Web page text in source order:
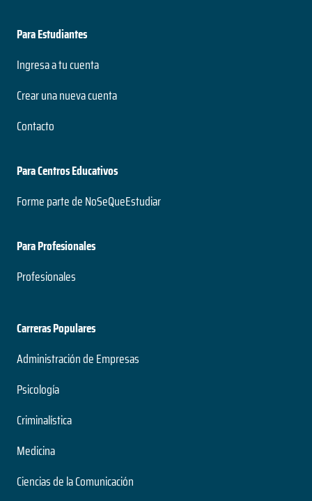
Para Estudiantes
Ingresa a tu cuenta
Crear una nueva cuenta
Contacto
Para Centros Educativos
Forme parte de NoSeQueEstudiar
Para Profesionales
Profesionales
Carreras Populares
Administración de Empresas
Psicología
Criminalística
Medicina
Ciencias de la Comunicación